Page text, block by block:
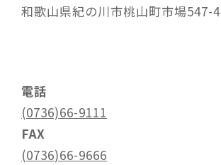
和歌山県紀の川市桃山町市場547-4
電話
(0736)66-9111
FAX
(0736)66-9666